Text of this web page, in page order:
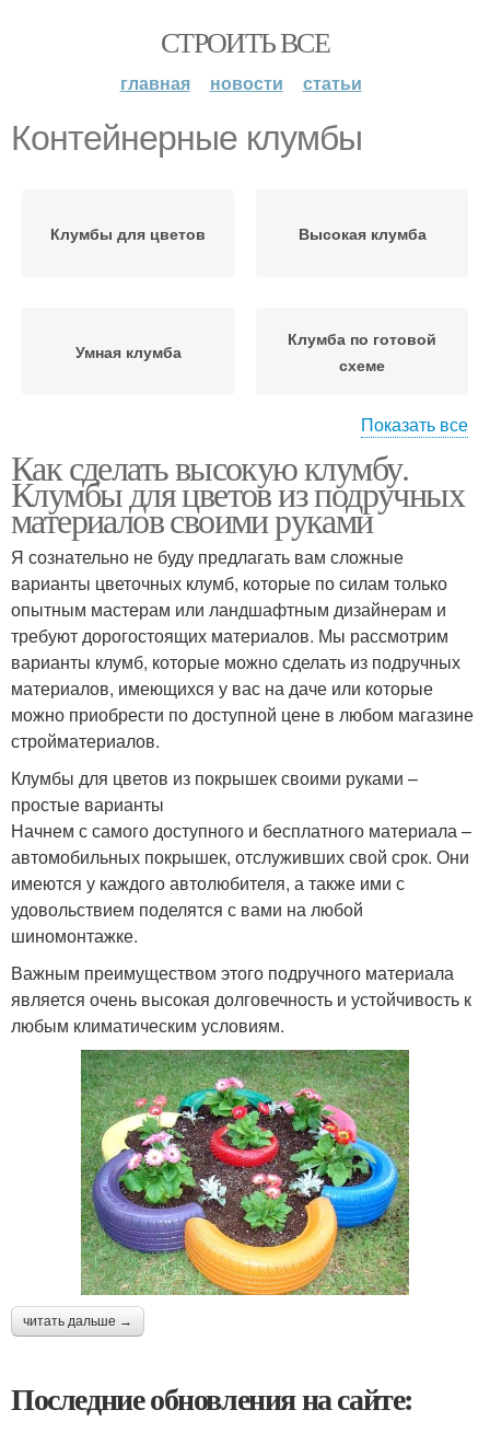
СТРОИТЬ ВСЕ
главная новости статьи
Контейнерные клумбы
Клумбы для цветов Высокая клумба
Умная клумба
Клумба по готовой
схеме
Готовые клумбы
Показать все
Как сделать высокую клумбу.
Клумбы для цветов из подручных
материалов своими руками
Я сознательно не буду предлагать вам сложные
варианты цветочных клумб, которые по силам только
опытным мастерам или ландшафтным дизайнерам и
требуют дорогостоящих материалов. Мы рассмотрим
варианты клумб, которые можно сделать из подручных
материалов, имеющихся у вас на даче или которые
можно приобрести по доступной цене в любом магазине
стройматериалов.
Клумбы для цветов из покрышек своими руками –
простые варианты
Начнем с самого доступного и бесплатного материала –
автомобильных покрышек, отслуживших свой срок. Они
имеются у каждого автолюбителя, а также ими с
удовольствием поделятся с вами на любой
шиномонтажке.
Важным преимуществом этого подручного материала
является очень высокая долговечность и устойчивость к
любым климатическим условиям.
читать дальше →
Последние обновления на сайте: